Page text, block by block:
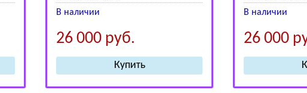
В наличии
26 000 руб.
В наличии
26 000